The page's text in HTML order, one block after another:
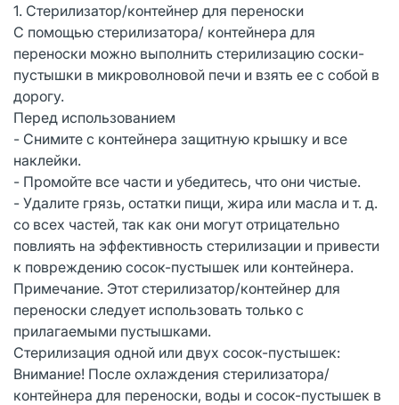
1. Стерилизатор/контейнер для переноски
С помощью стерилизатора/ контейнера для
переноски можно выполнить стерилизацию соски-
пустышки в микроволновой печи и взять ее с собой в
дорогу.
Перед использованием
- Снимите с контейнера защитную крышку и все
наклейки.
- Промойте все части и убедитесь, что они чистые.
- Удалите грязь, остатки пищи, жира или масла и т. д.
со всех частей, так как они могут отрицательно
повлиять на эффективность стерилизации и привести
к повреждению сосок-пустышек или контейнера.
Примечание. Этот стерилизатор/контейнер для
переноски следует использовать только с
прилагаемыми пустышками.
Стерилизация одной или двух сосок-пустышек:
Внимание! После охлаждения стерилизатора/
контейнера для переноски, воды и сосок-пустышек в